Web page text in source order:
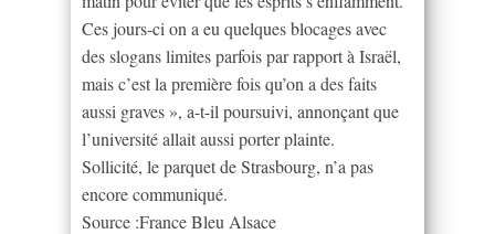
Ces jours-ci on a eu quelques blocages avec
des slogans limites parfois par rapport à Israël,
mais c’est la première fois qu’on a des faits
aussi graves », a-t-il poursuivi, annonçant que
l’université allait aussi porter plainte.
Sollicité, le parquet de Strasbourg, n’a pas
encore communiqué.
Source :France Bleu Alsace